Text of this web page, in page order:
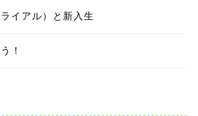
イアル）と新入生
！